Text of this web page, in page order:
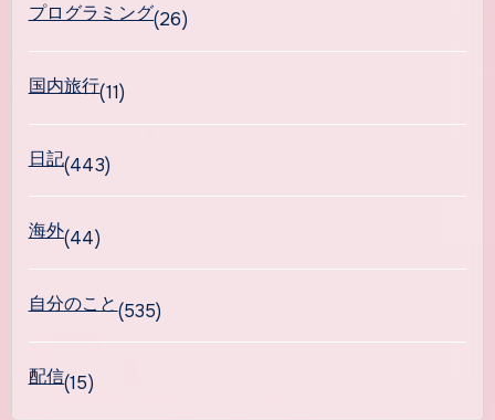
プログラミング(26)
国内旅行(11)
日記(443)
海外(44)
自分のこと(535)
配信(15)